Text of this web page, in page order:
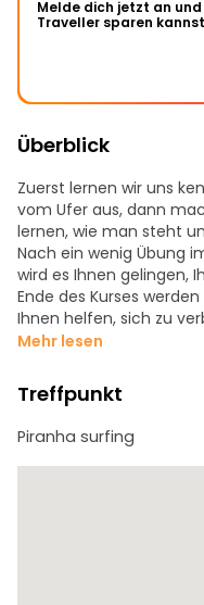
Melde dich jetzt an
Traveller sparen kannst
Überblick
Zuerst lernen wir uns
vom Ufer aus, dann
lernen, wie man steht
Nach ein wenig Übung
wird es Ihnen gelingen,
Ende des Kurses
Ihnen helfen, sich zu
Surferlebnis noch
festzuhalten.
Mehr lesen
Treffpunkt
Piranha surfing